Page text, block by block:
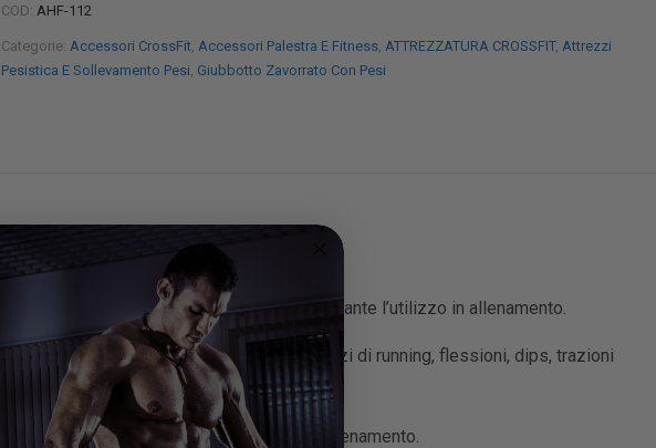
COD: AHF-112
Categorie: Accessori CrossFit Accessori Palestra E Fitness ATTREZZATURA CROSSFIT, Attrezzi
Pesistica E Sollevamento Pesi Giubbotto Zavorrato Con Pesi
qualità costruttiva e massimo comfort durante l’utilizzo in allenamento.
il calisthenics, usato per esercizi di running, flessioni, dips, trazioni
per avere più o meno carico in allenamento.